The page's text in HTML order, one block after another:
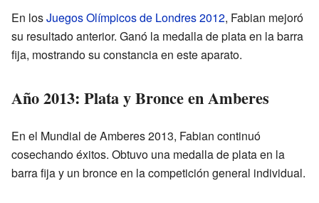
En losJuegos Olímpicos de Londres 2012, Fabian mejoró
su resultado anterior. Ganó la medalla de plata en la barra
fija, mostrando su constancia en este aparato.
Año 2013: Plata y Bronce en Amberes
En el Mundial de Amberes 2013, Fabian continuó
cosechando éxitos. Obtuvo una medalla de plata en la
barra fija y un bronce en la competición general individual.